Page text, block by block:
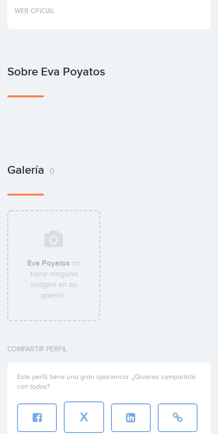
Invertir
WEB OFICIAL
Sobre Eva Poyatos
Galería 0
Eva Poyatos no
tiene ninguna
imágen en su
galería.
COMPARTIR PERFIL
Este perfil tiene una gran apariencia. ¿Quieres compartirlo
con todos?
X